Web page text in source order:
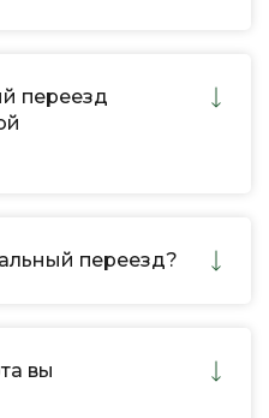
переезд
переезд?
вы